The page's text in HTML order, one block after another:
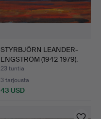
STYRBJÖRN LEANDER-
ENGSTRÖM (1942-1979).
Tu…
23 tuntia
3 tarjousta
43 USD